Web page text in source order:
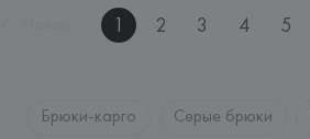
1 2 3 4 5
Брюки-карго Серые брюки